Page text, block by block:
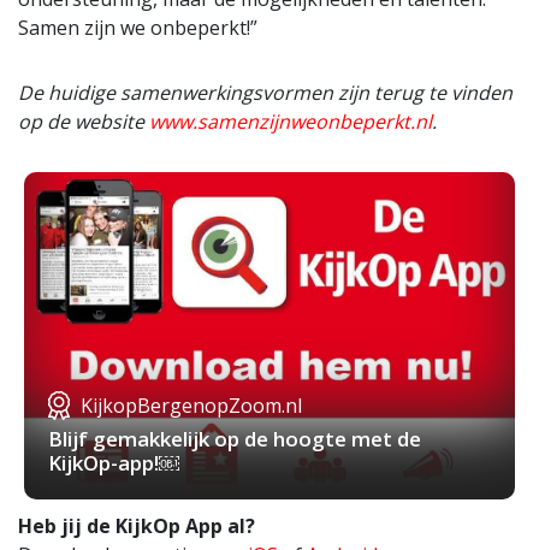
Samen zijn we onbeperkt!”
De huidige samenwerkingsvormen zijn terug te vinden
op de website www.samenzijnweonbeperkt.nl.
KijkopBergenopZoom.nl
Blijf gemakkelijk op de hoogte met de
KijkOp-app!￼
Heb jij de KijkOp App al?